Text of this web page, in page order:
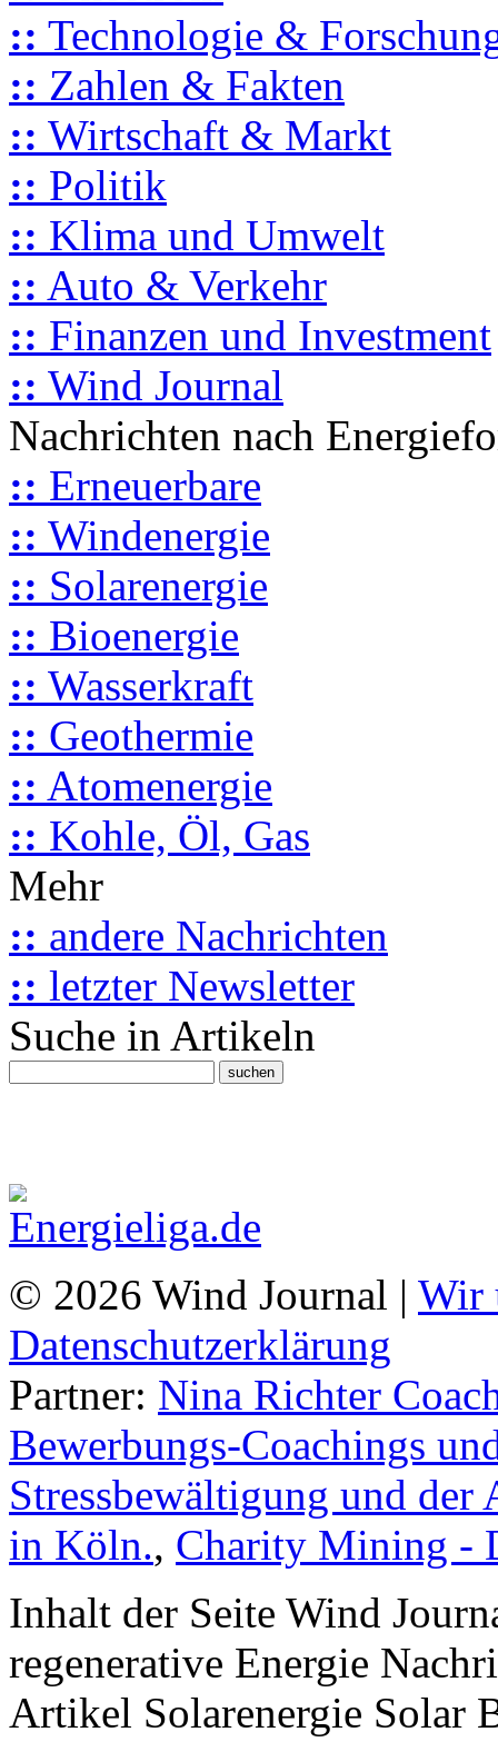
:: Technologie &
:: Zahlen & Fakten
:: Wirtschaft & Markt
:: Politik
:: Klima und Umwelt
:: Auto & Verkehr
:: Finanzen und Investment
:: Wind Journal
Nachrichten nach
:: Erneuerbare
:: Windenergie
:: Solarenergie
:: Bioenergie
:: Wasserkraft
:: Geothermie
:: Atomenergie
:: Kohle, Öl, Gas
Mehr
:: andere Nachrichten
:: letzter Newsletter
Suche in Artikeln
© 2026 Wind Journal | Wir
Datenschutzerklärung
Partner: Nina Richter
Bewerbungs-Coachings
Stressbewältigung und
in Köln., Charity Mining -
Inhalt der Seite Wind
regenerative Energie
Artikel Solarenergie Solar